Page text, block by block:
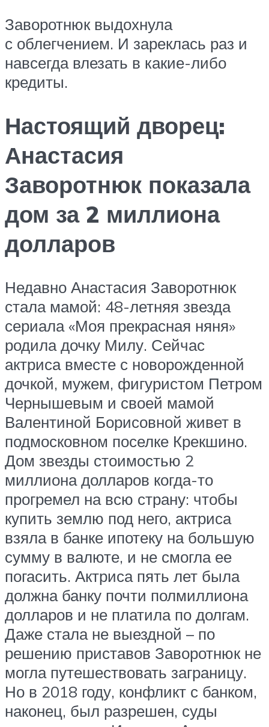
Заворотнюк выдохнула
с облегчением. И зареклась раз и
навсегда влезать в какие-либо
кредиты.
Настоящий дворец:
Анастасия
Заворотнюк показала
дом за 2 миллиона
долларов
Недавно Анастасия Заворотнюк
стала мамой: 48-летняя звезда
сериала «Моя прекрасная няня»
родила дочку Милу. Сейчас
актриса вместе с новорожденной
дочкой, мужем, фигуристом Петром
Чернышевым и своей мамой
Валентиной Борисовной живет в
подмосковном поселке Крекшино.
Дом звезды стоимостью 2
миллиона долларов когда-то
прогремел на всю страну: чтобы
купить землю под него, актриса
взяла в банке ипотеку на большую
сумму в валюте, и не смогла ее
погасить. Актриса пять лет была
должна банку почти полмиллиона
долларов и не платила по долгам.
Даже стала не выездной – по
решению приставов Заворотнюк не
могла путешествовать заграницу.
Но в 2018 году, конфликт с банком,
наконец, был разрешен, суды